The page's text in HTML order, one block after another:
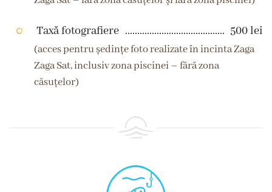
Taxă fotografiere 500 lei
(acces pentru ședințe foto realizate în incinta Zaga
Zaga Sat, inclusiv zona piscinei – fără zona
căsuțelor)